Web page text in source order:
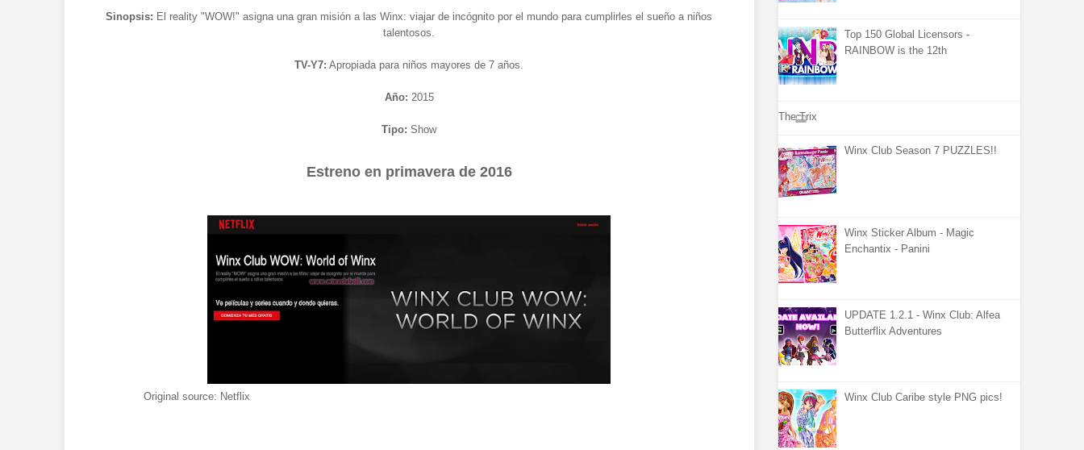
Sinopsis: El reality "WOW!" asigna una gran misión a las Winx: viajar de incógnito por el mundo para cumplirles el sueño a niños
talentosos.
TV-Y7: Apropiada para niños mayores de 7 años.
Año: 2015
Tipo: Show
Estreno en primavera de 2016
Original source: Netflix
Top 150 Global Licensors -
RAINBOW is the 12th
The Trix
Winx Club Season 7 PUZZLES!!
Winx Sticker Album - Magic
Enchantix - Panini
UPDATE 1.2.1 - Winx Club: Alfea
Butterflix Adventures
Winx Club Caribe style PNG pics!